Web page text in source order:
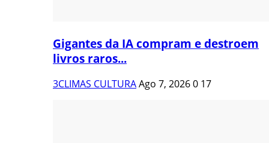
Gigantes da IA compram e destroem
livros raros...
3CLIMAS CULTURAAgo 7, 20260 17